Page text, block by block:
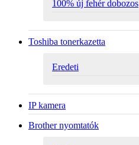
100% új fehér dobozos
Toshiba tonerkazetta
Eredeti
IP kamera
Brother nyomtatók